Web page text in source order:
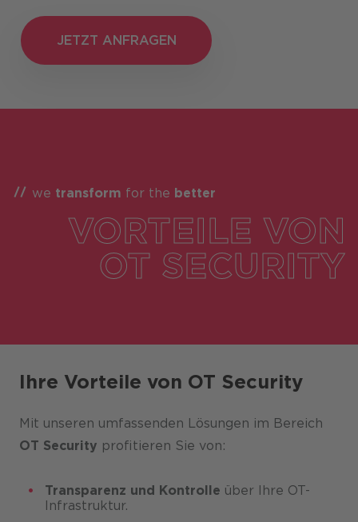
JETZT ANFRAGEN
JETZT ANFRAGEN
we transform for the better
VORTEILE VON
OT SECURITY
Ihre Vorteile von OT Security
Mit unseren umfassenden Lösungen im Bereich
OT Security profitieren Sie von:
Transparenz und Kontrolle über Ihre OT-
Infrastruktur.